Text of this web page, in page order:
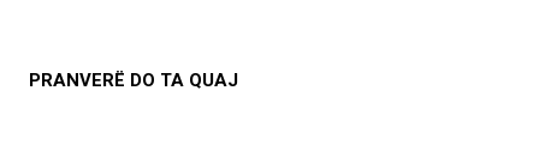
PRANVERË DO TA QUAJ